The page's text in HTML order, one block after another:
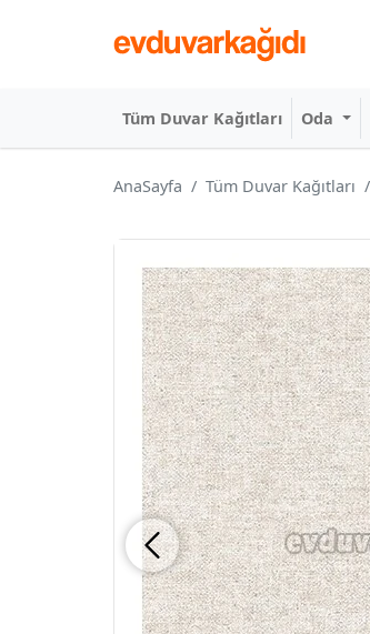
Tüm Duvar Kağıtları Oda
AnaSayfa Tüm Duvar Kağıtları